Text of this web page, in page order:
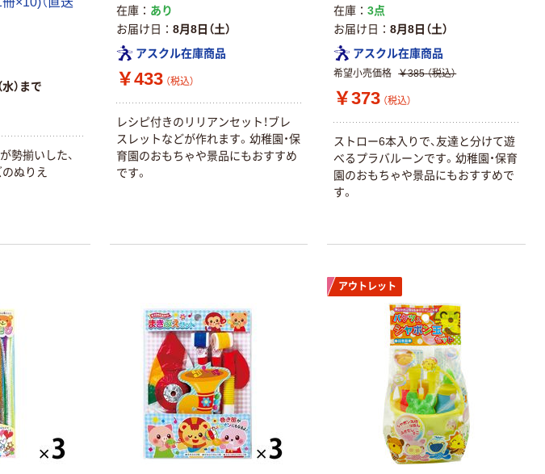
）まで
勢揃いした、
ぬりえ
在庫
あり
お届け日
8月8日（土）
アスクル在庫商品
￥433 （税込）
レシピ付きのリリアンセット！ブレ
スレットなどが作れます。幼稚園・保
育園のおもちゃや景品にもおすすめ
です。
在庫
3点
お届け日
8月8日（土）
アスクル在庫商品
希望小売価格 ￥385 （税込）
￥373 （税込）
ストロー6本入りで、友達と分けて遊
べるプラバルーンです。幼稚園・保育
園のおもちゃや景品にもおすすめで
す。
アウトレット
オリジナル
【アスクル限定】
ファーストレイ
ローブ ホワイ
ト 粉なし（パ
ウダーフリー）
本気プライス
ペーパータオル
小判・シングル
モカ 200組 5個
アスクル オリジ
ナルティッシュ
（税込）
【アスクル限定】
ファーストレイ
ト ニトリルグ
（税込）
レクリーナー
トイレシート
オリジナル
本気プライス
【ガムテープ】ア
オリジナル
コピー用紙 ア
スクル マルチ
ペーパー スーパ
オリジナル
アスクル プラス
チックグローブ
スタンダード
￥126~
本気プライス
ティッシュペー
パー ボックス
150組 5箱入 ア
スクル スマート
￥328~